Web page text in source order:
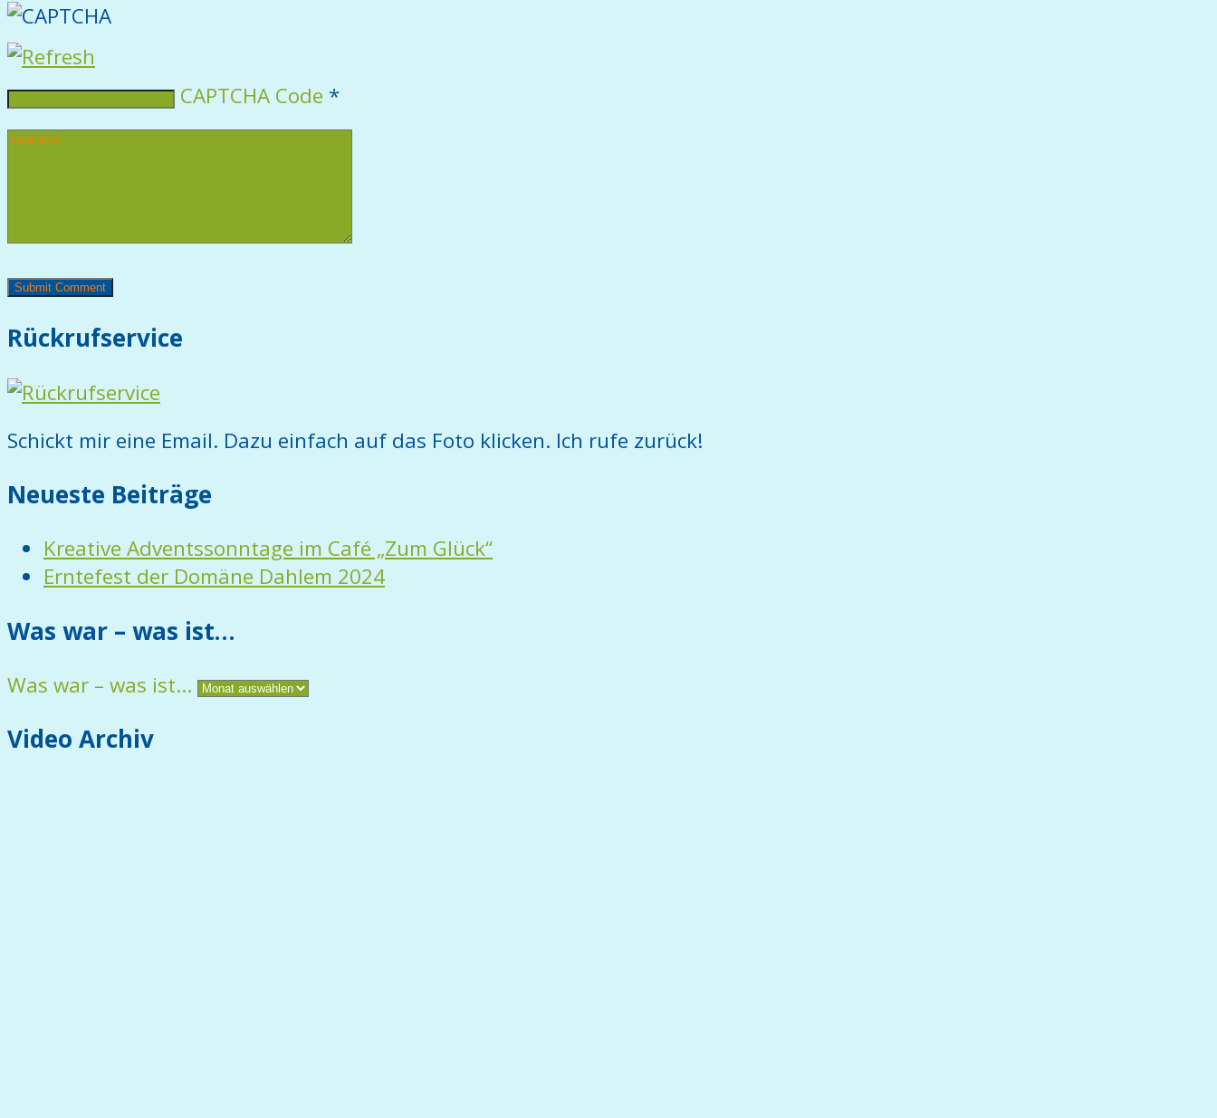
CAPTCHA Code *
Rückrufservice
Schickt mir eine Email. Dazu einfach auf das Foto klicken. Ich rufe zurück!
Neueste Beiträge
Kreative Adventssonntage im Café „Zum Glück“
Erntefest der Domäne Dahlem 2024
Was war – was ist…
Was war – was ist…
Video Archiv